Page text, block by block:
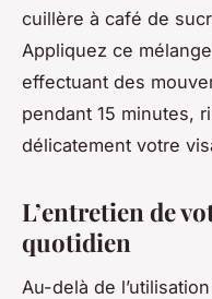
cuillère à café de
Appliquez ce
effectuant des
pendant 15 minutes,
délicatement votre
L’entretien de
quotidien
Au-delà de